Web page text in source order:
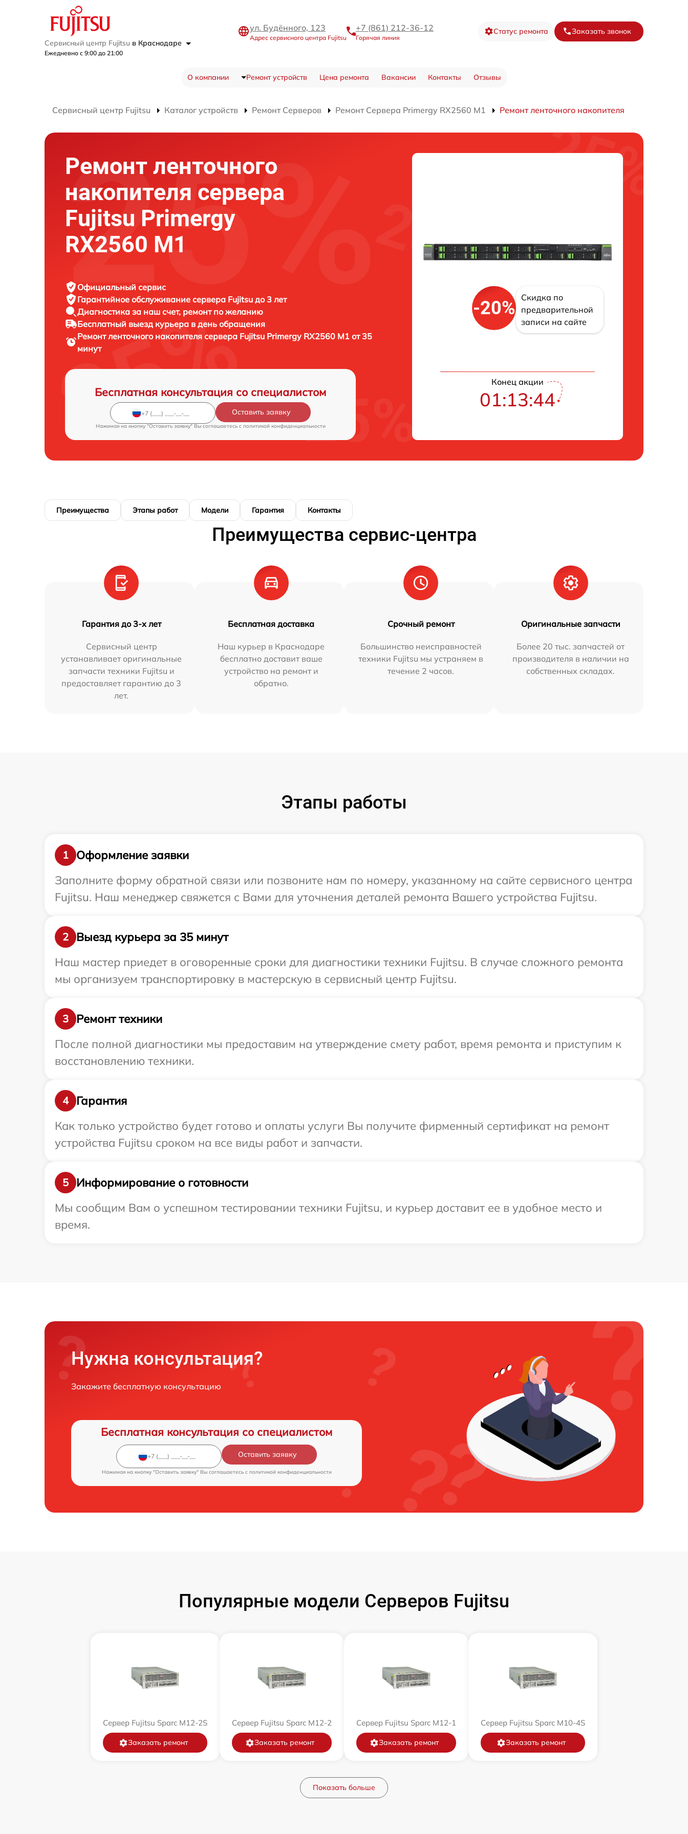
Сервисный центр Fujitsu в Краснодаре
Ежедневно с 9:00 до 21:00
ул. Будённого, 123
Адрес сервисного центра Fujitsu
+7 (861) 212-36-12
Горячая линия
Статус ремонта Заказать звонок
О компании Ремонт устройств Цена ремонта Вакансии Контакты Отзывы
Сервисный центр Fujitsu Каталог устройств Ремонт Серверов Ремонт Сервера Primergy RX2560 M1 Ремонт ленточного накопителя
Ремонт ленточного
накопителя сервера
Fujitsu Primergy
RX2560 M1
Официальный сервис
Гарантийное обслуживание сервера Fujitsu до 3 лет
Диагностика за наш счет, ремонт по желанию
Бесплатный выезд курьера в день обращения
Ремонт ленточного накопителя сервера Fujitsu Primergy RX2560 M1 от 35
минут
Бесплатная консультация со специалистом
Оставить заявку
Нажимая на кнопку "Оставить заявку" Вы соглашаетесь c политикой конфиденциальности
-20%
Скидка по
предварительной
записи на сайте
Конец акции
01:13:42
Преимущества Этапы работ Модели Гарантия Контакты
Преимущества сервис-центра
Гарантия до 3-х лет
Сервисный центр
устанавливает оригинальные
запчасти техники Fujitsu и
предоставляет гарантию до 3
лет.
Бесплатная доставка
Наш курьер в Краснодаре
бесплатно доставит ваше
устройство на ремонт и
обратно.
Срочный ремонт
Большинство неисправностей
техники Fujitsu мы устраняем в
течение 2 часов.
Оригинальные запчасти
Более 20 тыс. запчастей от
производителя в наличии на
собственных складах.
Этапы работы
1
Оформление заявки
Заполните форму обратной связи или позвоните нам по номеру, указанному на сайте сервисного центра
Fujitsu. Наш менеджер свяжется с Вами для уточнения деталей ремонта Вашего устройства Fujitsu.
2
Выезд курьера за 35 минут
Наш мастер приедет в оговоренные сроки для диагностики техники Fujitsu. В случае сложного ремонта
мы организуем транспортировку в мастерскую в сервисный центр Fujitsu.
3
Ремонт техники
После полной диагностики мы предоставим на утверждение смету работ, время ремонта и приступим к
восстановлению техники.
4
Гарантия
Как только устройство будет готово и оплаты услуги Вы получите фирменный сертификат на ремонт
устройства Fujitsu сроком на все виды работ и запчасти.
5
Информирование о готовности
Мы сообщим Вам о успешном тестировании техники Fujitsu, и курьер доставит ее в удобное место и
время.
Нужна консультация?
Закажите бесплатную консультацию
Бесплатная консультация со специалистом
Оставить заявку
Нажимая на кнопку "Оставить заявку" Вы соглашаетесь c политикой конфиденциальности
Популярные модели Серверов Fujitsu
Сервер Fujitsu Sparc M12-2S
Заказать ремонт
Сервер Fujitsu Sparc M12-2
Заказать ремонт
Сервер Fujitsu Sparc M12-1
Заказать ремонт
Сервер Fujitsu Sparc M10-4S
Заказать ремонт
Показать больше